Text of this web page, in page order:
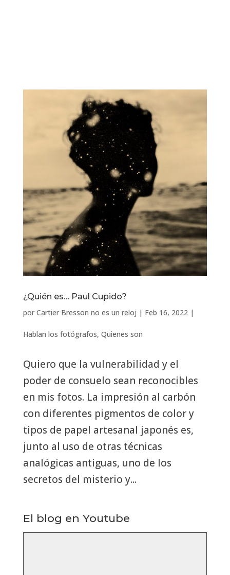
¿Quién es… Paul Cupido?
por Cartier Bresson no es un reloj | Feb 16, 2022|
Hablan los fotógrafos, Quienes son
Quiero que la vulnerabilidad y el
poder de consuelo sean reconocibles
en mis fotos. La impresión al carbón
con diferentes pigmentos de color y
tipos de papel artesanal japonés es,
junto al uso de otras técnicas
analógicas antiguas, uno de los
secretos del misterio y...
El blog en Youtube